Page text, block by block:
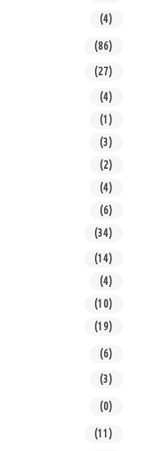
(4)
(86)
(27)
(4)
(1)
(3)
(2)
(4)
(6)
(34)
(14)
(4)
(10)
(19)
(6)
(3)
(0)
(11)